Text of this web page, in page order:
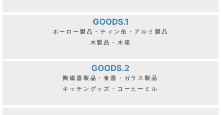
GOODS.1
ホーロー製品・ティン缶・アルミ製品
木製品・木箱
GOODS.2
陶磁器製品・食器・ガラス製品
キッチングッズ・コーヒーミル